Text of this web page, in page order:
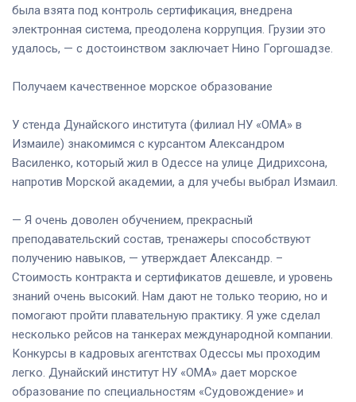
была взята под контроль сертификация, внедрена
электронная система, преодолена коррупция. Грузии это
удалось, — с достоинством заключает Нино Горгошадзе.
Получаем качественное морское образование
У стенда Дунайского института (филиал НУ «ОМА» в
Измаиле) знакомимся с курсантом Александром
Василенко, который жил в Одессе на улице Дидрихсона,
напротив Морской академии, а для учебы выбрал Измаил.
— Я очень доволен обучением, прекрасный
преподавательский состав, тренажеры способствуют
получению навыков, — утверждает Александр. –
Стоимость контракта и сертификатов дешевле, и уровень
знаний очень высокий. Нам дают не только теорию, но и
помогают пройти плавательную практику. Я уже сделал
несколько рейсов на танкерах международной компании.
Конкурсы в кадровых агентствах Одессы мы проходим
легко. Дунайский институт НУ «ОМА» дает морское
образование по специальностям «Судовождение» и